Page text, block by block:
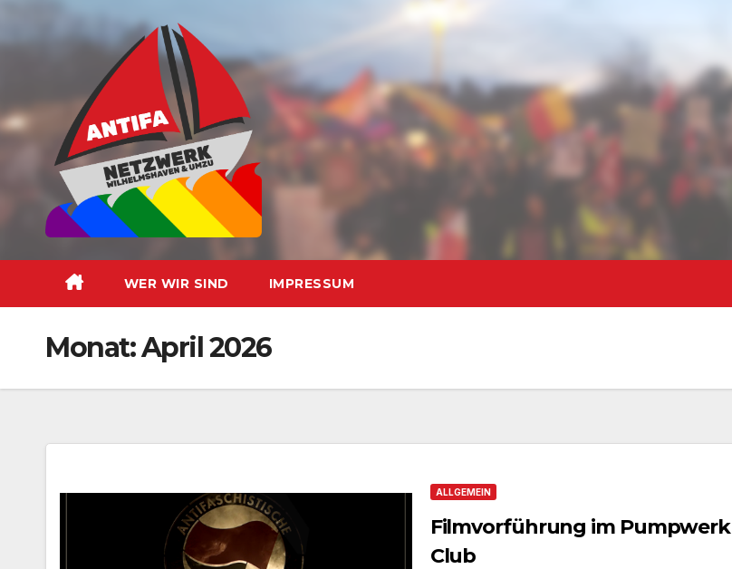
Inhalt
WER WIR SIND IMPRESSUM
Monat:April 2026
ALLGEMEIN
Filmvorführung im Pumpwerk
Club